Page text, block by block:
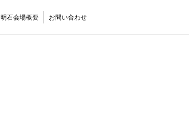
明石会場概要 お問い合わせ